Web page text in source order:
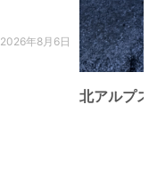
2026年8月6日
北アルプ